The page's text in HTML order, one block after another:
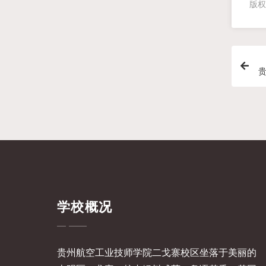
版
学校概况
贵州航空工业技师学院二戈寨校区坐落于美丽的